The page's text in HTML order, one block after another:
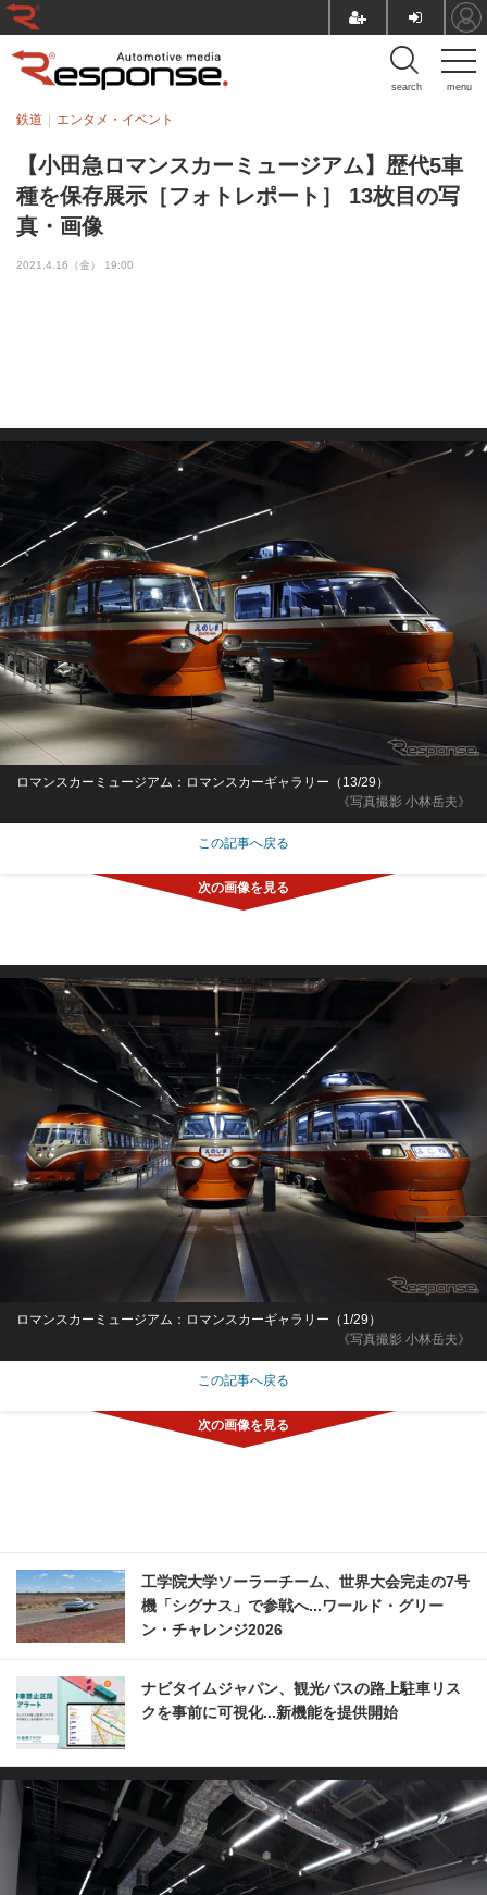
menu
search
【小田急ロマンスカーミュージアム】歴代5車
種を保存展示［フォトレポート］ 13枚目の写
真・画像
鉄道 エンタメ・イベント
2021.4.16（金） 19:00
《写真撮影 小林岳夫》
ロマンスカーミュージアム：ロマンスカーギャラリー（13/29）
この記事へ戻る
《写真撮影 小林岳夫》
ロマンスカーミュージアム：ロマンスカーギャラリー（1/29）
この記事へ戻る
工学院大学ソーラーチーム、世界大会完走の7号
機「シグナス」で参戦へ...ワールド・グリー
ン・チャレンジ2026
ナビタイムジャパン、観光バスの路上駐車リス
クを事前に可視化...新機能を提供開始